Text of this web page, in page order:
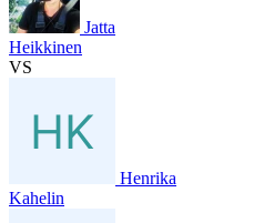
Jatta
Heikkinen
VS
Henrika
Kahelin